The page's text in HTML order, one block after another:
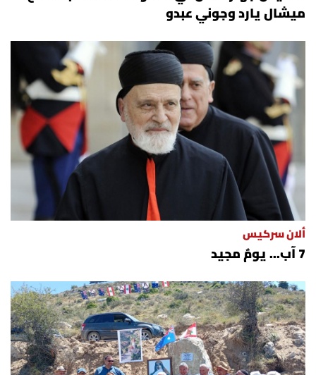
ميشال يارد وجوني عبدو
ألان سركيس
7 آب... يومٌ مجيد